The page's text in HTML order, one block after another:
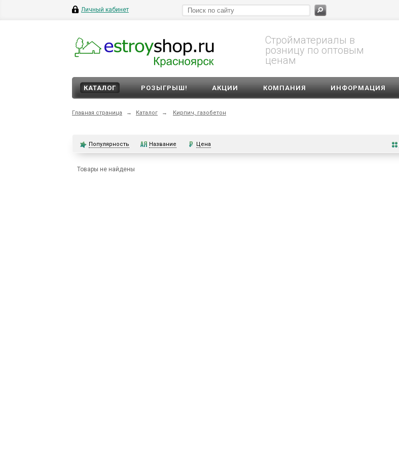
Личный кабинет
Стройматериалы в
розницу по оптовым
ценам
КАТАЛОГ РОЗЫГРЫШ! АКЦИИ КОМПАНИЯ ИНФОРМАЦИЯ
Главная страница → Каталог → Кирпич, газобетон
Популярность Название Цена
Товары не найдены